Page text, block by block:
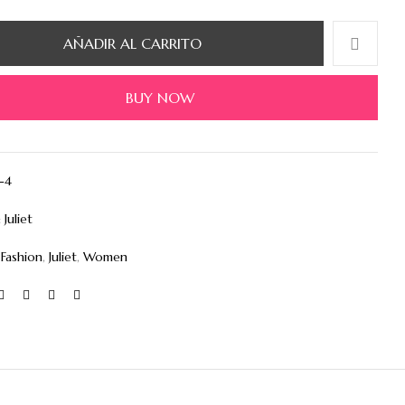
AÑADIR AL CARRITO
BUY NOW
4
Juliet
Fashion,Juliet,Women